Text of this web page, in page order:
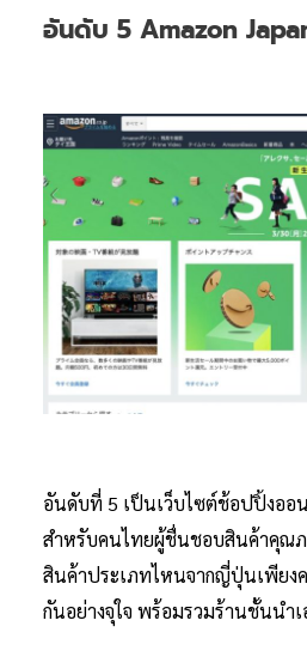
อันดับ 5 Amazon
อันดับที่ 5 เป็นเว็บไซต์ช้อปปิ้งออ
สำหรับคนไทยผู้ชื่นชอบสินค้าคุณ
สินค้าประเภทไหนจากญี่ปุ่นเพียงค
กันอย่างจุใจ พร้อมรวมร้านชั้นนำเ